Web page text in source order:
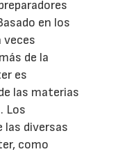
en los
veces
de la
es
las materias
Los
las diversas
como